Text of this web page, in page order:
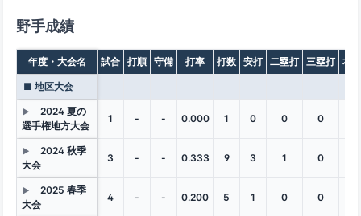
野手成績
年度・大会名 試合 打順 守備 打率 打数 安打 二塁打 三塁打 本
■ 地区大会
▶
2024 夏の
選手権地方大会
1 - - 0.000 1 0 0 0
▶
2024 秋季
大会
3 - - 0.333 9 3 1 0
▶
2025 春季
大会
4 - - 0.200 5 1 0 0